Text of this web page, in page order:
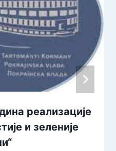
реализације
и зеленије